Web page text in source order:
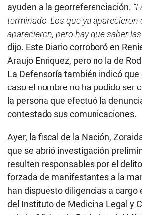
ayuden a la georreferenciación.
terminado. Los que ya aparecieron
aparecieron, pero hay que saber
dijo. Este Diario corroboró en
Araujo Enriquez, pero no la de
La Defensoría también indicó que
caso el nombre no ha podido ser
la persona que efectuó la
contestado sus comunicaciones.
Ayer, la fiscal de la Nación,
que se abrió investigación
resulten responsables por el
forzada de manifestantes a la
han dispuesto diligencias a cargo
del Instituto de Medicina Legal y